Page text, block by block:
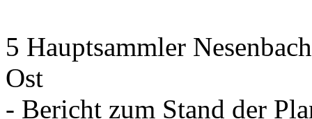
5 Hauptsammler
Ost
- Bericht zum Stand der